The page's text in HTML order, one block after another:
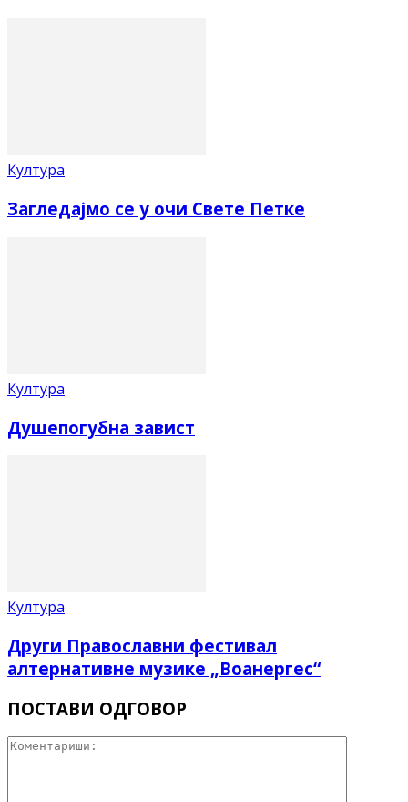
Култура
Загледајмо се у очи Свете Петке
Култура
Душепогубна завист
Култура
Други Православни фестивал
алтернативне музике „Воанергес“
ПОСТАВИ ОДГОВОР